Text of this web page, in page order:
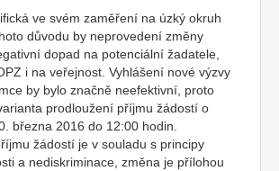
ve svém zaměření na úzký okruh
důvodu by neprovedení změny
dopad na potenciální žadatele,
i na veřejnost. Vyhlášení nové výzvy
by bylo značně neefektivní, proto
prodloužení příjmu žádostí o
března 2016 do 12:00 hodin.
žádostí je v souladu s principy
a nediskriminace, změna je přílohou